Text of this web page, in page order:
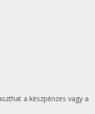
a készpénzes vagy a